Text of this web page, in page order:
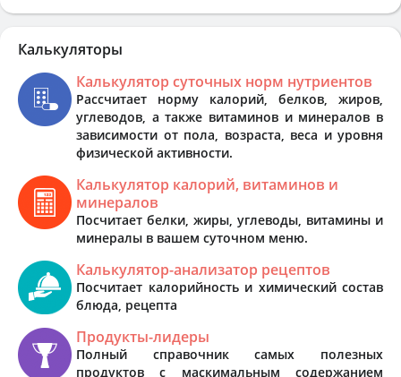
Калькуляторы
Калькулятор суточных норм нутриентов
Рассчитает норму калорий, белков, жиров,
углеводов, а также витаминов и минералов в
зависимости от пола, возраста, веса и уровня
физической активности.
Калькулятор калорий, витаминов и
минералов
Посчитает белки, жиры, углеводы, витамины и
минералы в вашем суточном меню.
Калькулятор-анализатор рецептов
Посчитает калорийность и химический состав
блюда, рецепта
Продукты-лидеры
Полный справочник самых полезных
продуктов с маскимальным содержанием